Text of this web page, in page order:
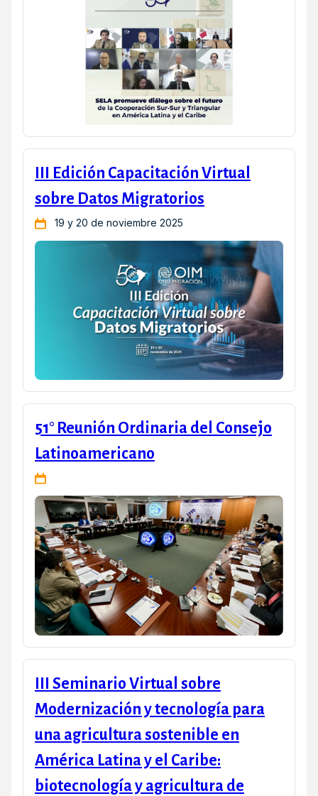
III Edición Capacitación Virtual
sobre Datos Migratorios
19 y 20 de noviembre 2025
51° Reunión Ordinaria del Consejo
Latinoamericano
III Seminario Virtual sobre
Modernización y tecnología para
una agricultura sostenible en
América Latina y el Caribe:
biotecnología y agricultura de